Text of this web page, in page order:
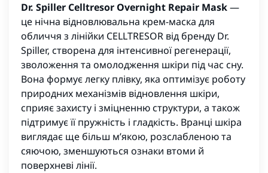
Dr. Spiller Celltresor Overnight Repair Mask—
це нічна відновлювальна крем-маска для
обличчя з лінійки CELLTRESOR від бренду Dr.
Spiller, створена для інтенсивної регенерації,
зволоження та омолодження шкіри під час сну.
Вона формує легку плівку, яка оптимізує роботу
природних механізмів відновлення шкіри,
сприяє захисту і зміцненню структури, а також
підтримує її пружність і гладкість. Вранці шкіра
виглядає ще більш м’якою, розслабленою та
сяючою, зменшуються ознаки втоми й
поверхневі лінії.